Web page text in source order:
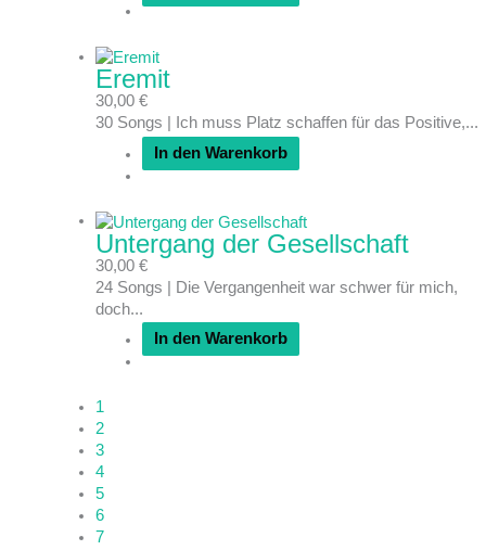
Eremit
30,00 €
30 Songs | Ich muss Platz schaffen für das Positive,...
In den Warenkorb
Untergang der Gesellschaft
30,00 €
24 Songs | Die Vergangenheit war schwer für mich,
doch...
In den Warenkorb
1
2
3
4
5
6
7